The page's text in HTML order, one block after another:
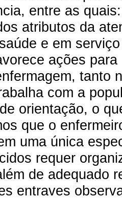
entre as
atributos da
e em
ações
tanto
com a
orientação, o
que o
uma única
requer
de adequado
entraves